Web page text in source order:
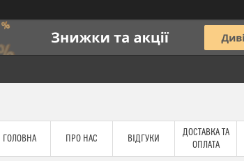
ГОЛОВНА ПРО НАС ВІДГУКИ
ДОСТАВКА ТА
ОПЛАТА